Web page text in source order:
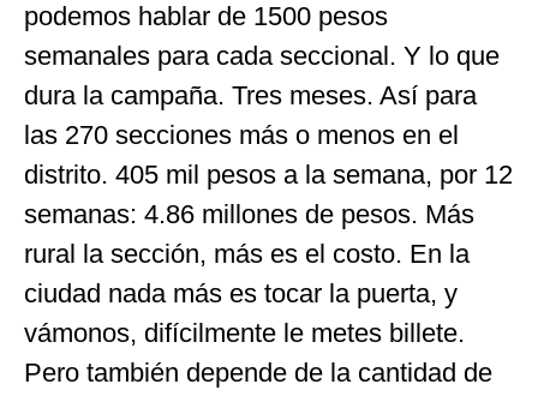
podemos hablar de 1500 pesos
semanales para cada seccional. Y lo que
dura la campaña. Tres meses. Así para
las 270 secciones más o menos en el
distrito. 405 mil pesos a la semana, por 12
semanas: 4.86 millones de pesos. Más
rural la sección, más es el costo. En la
ciudad nada más es tocar la puerta, y
vámonos, difícilmente le metes billete.
Pero también depende de la cantidad de